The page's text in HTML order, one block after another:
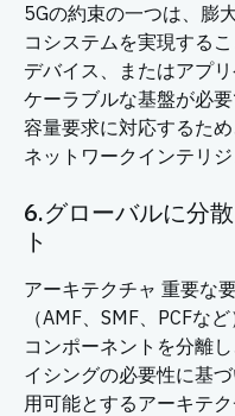
5Gの約束の一つは、膨
コシステムを実現する
デバイス、またはアプ
ケーラブルな基盤が必
容量要求に対応するた
ネットワークインテリ
6.グローバルに分
ト
アーキテクチャ 重要な
（AMF、SMF、PCFな
コンポーネントを分離
イシングの必要性に基
用可能とするアーキテ